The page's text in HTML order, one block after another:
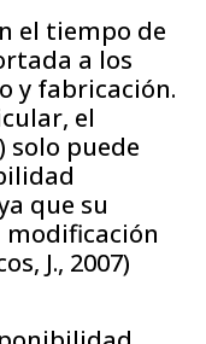
el tiempo de
a los
y fabricación.
el
solo puede
que su
J., 2007)